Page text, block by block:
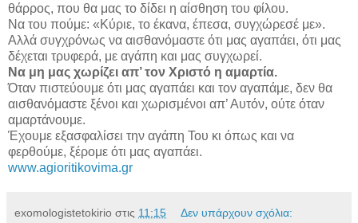
θάρρος, που θα μας το δίδει η αίσθηση του φίλου.
Να του πούμε: «Κύριε, το έκανα, έπεσα, συγχώρεσέ με».
Αλλά συγχρόνως να αισθανόμαστε ότι μας αγαπάει, ότι μας
δέχεται τρυφερά, με αγάπη και μας συγχωρεί.
Να μη μας χωρίζει απ’ τον Χριστό η αμαρτία.
Όταν πιστεύουμε ότι μας αγαπάει και τον αγαπάμε, δεν θα
αισθανόμαστε ξένοι και χωρισμένοι απ’ Αυτόν, ούτε όταν
αμαρτάνουμε.
Έχουμε εξασφαλίσει την αγάπη Του κι όπως και να
φερθούμε, ξέρομε ότι μας αγαπάει.
www.agioritikovima.gr
exomologistetokirio στις 11:15 Δεν υπάρχουν σχόλια: